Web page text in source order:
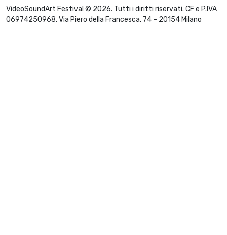
VideoSoundArt Festival © 2026. Tutti i diritti riservati. CF e P.IVA
06974250968, Via Piero della Francesca, 74 – 20154 Milano